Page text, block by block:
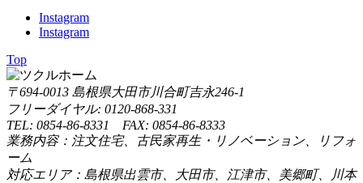
Instagram
Instagram
Top
〒694-0013 島根県大田市川合町吉永246-1
フリーダイヤル: 0120-868-331
TEL: 0854-86-8331 FAX: 0854-86-8333
業務内容：注文住宅、古民家再生・リノベーション、リフォ
ーム
対応エリア：島根県出雲市、大田市、江津市、美郷町、川本